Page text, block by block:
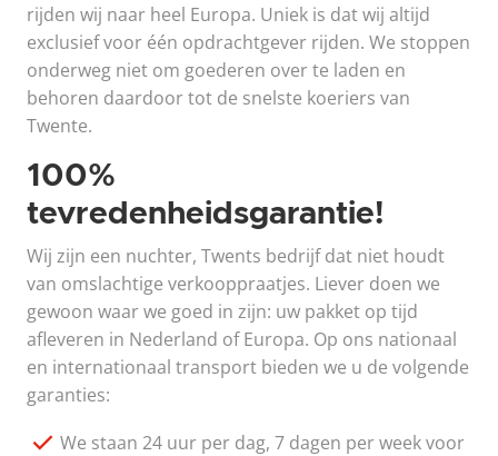
rijden wij naar heel Europa. Uniek is dat wij altijd
exclusief voor één opdrachtgever rijden. We stoppen
onderweg niet om goederen over te laden en
behoren daardoor tot de snelste koeriers van
Twente.
100%
tevredenheidsgarantie!
Wij zijn een nuchter, Twents bedrijf dat niet houdt
van omslachtige verkooppraatjes. Liever doen we
gewoon waar we goed in zijn: uw pakket op tijd
afleveren in Nederland of Europa. Op ons nationaal
en internationaal transport bieden we u de volgende
garanties:
We staan 24 uur per dag, 7 dagen per week voor